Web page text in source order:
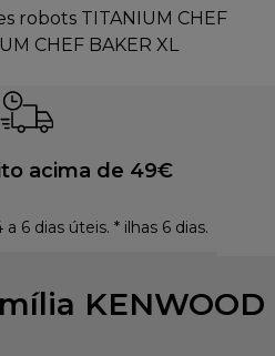
robots TITANIUM CHEF
CHEF BAKER XL
acima de 49€
6 dias úteis. * ilhas 6 dias.
KENWOOD